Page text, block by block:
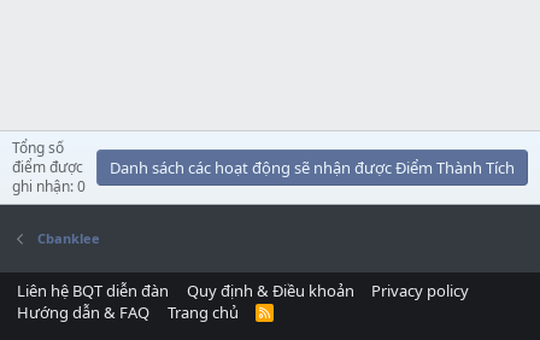
Tổng số
điểm được
ghi nhận: 0
Danh sách các hoạt động sẽ nhận được Điểm Thành Tích
Cbanklee
Liên hệ BQT diễn đàn Quy định & Điều khoản
Privacy policy
Hướng dẫn & FAQ
Trang chủ
R